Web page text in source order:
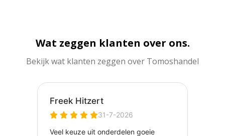
Wat zeggen klanten over ons.
Bekijk wat klanten zeggen over Tomoshandel